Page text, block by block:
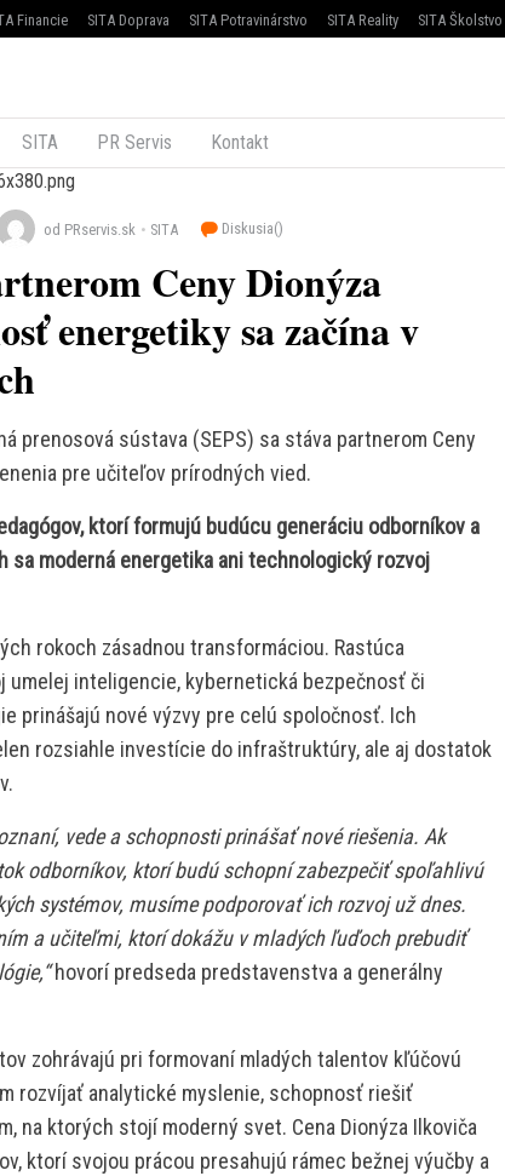
Financie SITA Doprava SITA Potravinárstvo SITA Reality SITA Školstvo
SITA PR Servis Kontakt
od PRservis.sk SITA Diskusia()
Ceny Dionýza
energetiky sa začína v
prenosová sústava (SEPS) sa stáva partnerom Ceny
pre učiteľov prírodných vied.
ktorí formujú budúcu generáciu odborníkov a
sa moderná energetika ani technologický rozvoj
rokoch zásadnou transformáciou. Rastúca
umelej inteligencie, kybernetická bezpečnosť či
prinášajú nové výzvy pre celú spoločnosť. Ich
rozsiahle investície do infraštruktúry, ale aj dostatok
vede a schopnosti prinášať nové riešenia. Ak
odborníkov, ktorí budú schopní zabezpečiť spoľahlivú
systémov, musíme podporovať ich rozvoj už dnes.
a učiteľmi, ktorí dokážu v mladých ľuďoch prebudiť
hovorí predseda predstavenstva a generálny
zohrávajú pri formovaní mladých talentov kľúčovú
rozvíjať analytické myslenie, schopnosť riešiť
na ktorých stojí moderný svet. Cena Dionýza Ilkoviča
ktorí svojou prácou presahujú rámec bežnej výučby a